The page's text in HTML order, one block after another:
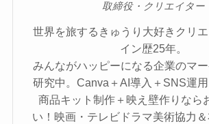
取締役・クリエイター
世界を旅するきゅうり大好きクリ
イン歴25年。
みんながハッピーになる企業のマ
研究中。Canva＋AI導入＋SNS運
商品キット制作＋映え壁作りなら
い！映画・テレビドラマ美術協力